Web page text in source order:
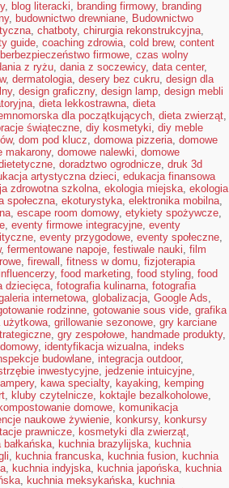
, blog literacki, branding firmowy, branding
, budownictwo drewniane, Budownictwo
, chatboty, chirurgia rekonstrukcyjna,
guide, coaching zdrowia, cold brew, content
firmowe, czas wolny
z ryżu, dania z soczewicy, data center,
, dermatologia, desery bez cukru, design dla
, design graficzny, design lamp, design mebli
, dieta lekkostrawna, dieta
dla początkujących, dieta zwierząt,
świąteczne, diy kosmetyki, diy meble
, dom pod klucz, domowa pizzeria, domowe
makarony, domowe nalewki, domowe
, doradztwo ogrodnicze, druk 3d
artystyczna dzieci, edukacja finansowa
zdrowotna szkolna, ekologia miejska, ekologia
społeczna, ekoturystyka, elektronika mobilna,
, escape room domowy, etykiety spożywcze,
, eventy firmowe integracyjne, eventy
, eventy przygodowe, eventy społeczne,
, fermentowane napoje, festiwale nauki, film
, firewall , fitness w domu, fizjoterapia
, food marketing, food styling, food
dziecięca, fotografia kulinarna, fotografia
internetowa, globalizacja, Google Ads,
rodzinne, gotowanie sous vide, grafika
użytkowa, grillowanie sezonowe, gry karciane
, gry zespołowe, handmade produkty,
, identyfikacja wizualna, indeks
budowlane, integracja outdoor,
inwestycyjne, jedzenie intuicyjne,
, kawa specialty, kayaking, kemping
, kluby czytelnicze, koktajle bezalkoholowe,
kompostowanie domowe, komunikacja
naukowe żywienie, konkursy, konkursy
prawnicze, kosmetyki dla zwierząt,
bałkańska, kuchnia brazylijska, kuchnia
, kuchnia francuska, kuchnia fusion, kuchnia
, kuchnia indyjska, kuchnia japońska, kuchnia
, kuchnia meksykańska, kuchnia